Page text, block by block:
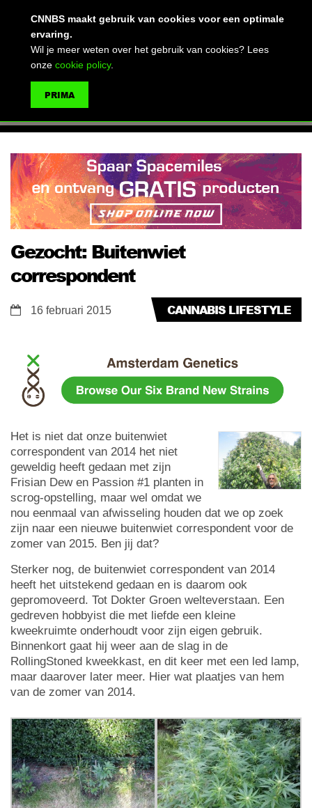
Gezocht: Buitenwiet
correspondent
CANNABIS LIFESTYLE
16 februari 2015
Het is niet dat onze buitenwiet
correspondent van 2014 het niet
geweldig heeft gedaan met zijn
Frisian Dew en Passion #1 planten in
scrog-opstelling, maar wel omdat we
nou eenmaal van afwisseling houden dat we op zoek
zijn naar een nieuwe buitenwiet correspondent voor de
zomer van 2015. Ben jij dat?
Sterker nog, de buitenwiet correspondent van 2014
heeft het uitstekend gedaan en is daarom ook
gepromoveerd. Tot Dokter Groen welteverstaan. Een
gedreven hobbyist die met liefde een kleine
kweekruimte onderhoudt voor zijn eigen gebruik.
Binnenkort gaat hij weer aan de slag in de
RollingStoned kweekkast, en dit keer met een led lamp,
maar daarover later meer. Hier wat plaatjes van hem
van de zomer van 2014.
CNNBS maakt gebruik van cookies voor een optimale
ervaring.
Wil je meer weten over het gebruik van cookies? Lees
onze cookie policy.
PRIMA